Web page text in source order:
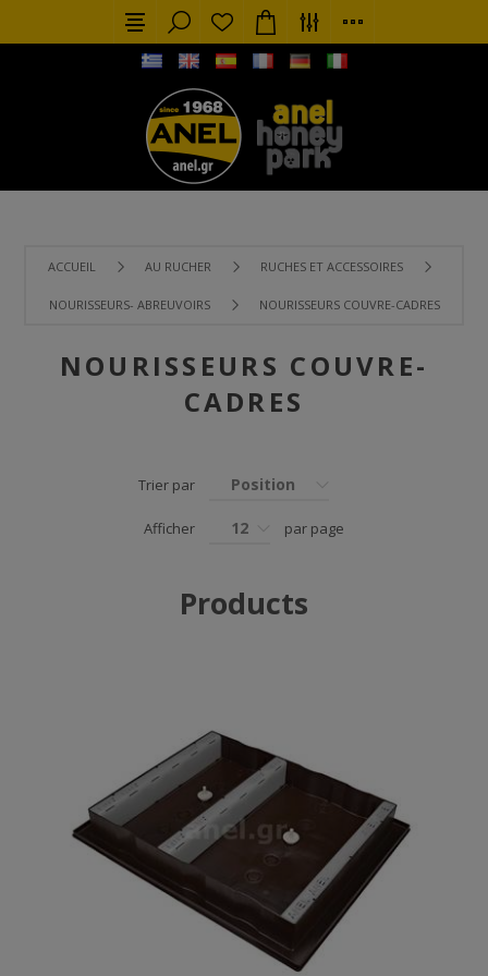
ACCUEIL AU RUCHER RUCHES ET ACCESSOIRES
NOURISSEURS- ABREUVOIRS NOURISSEURS COUVRE-CADRES
NOURISSEURS COUVRE-
CADRES
Trier par Position
Afficher 12 par page
Products